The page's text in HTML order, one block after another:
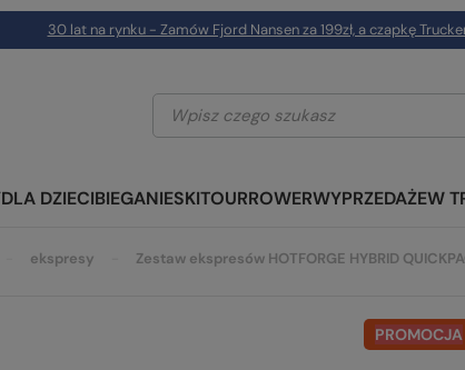
30 lat na rynku - Zamów Fjord Nansen za 199zł, a czapkę
DLA DZIECIBIEGANIESKITOURROWERWYPRZEDAŻEW
ekspresy Zestaw ekspresów HOTFORGE HYBRID
PROMOCJA